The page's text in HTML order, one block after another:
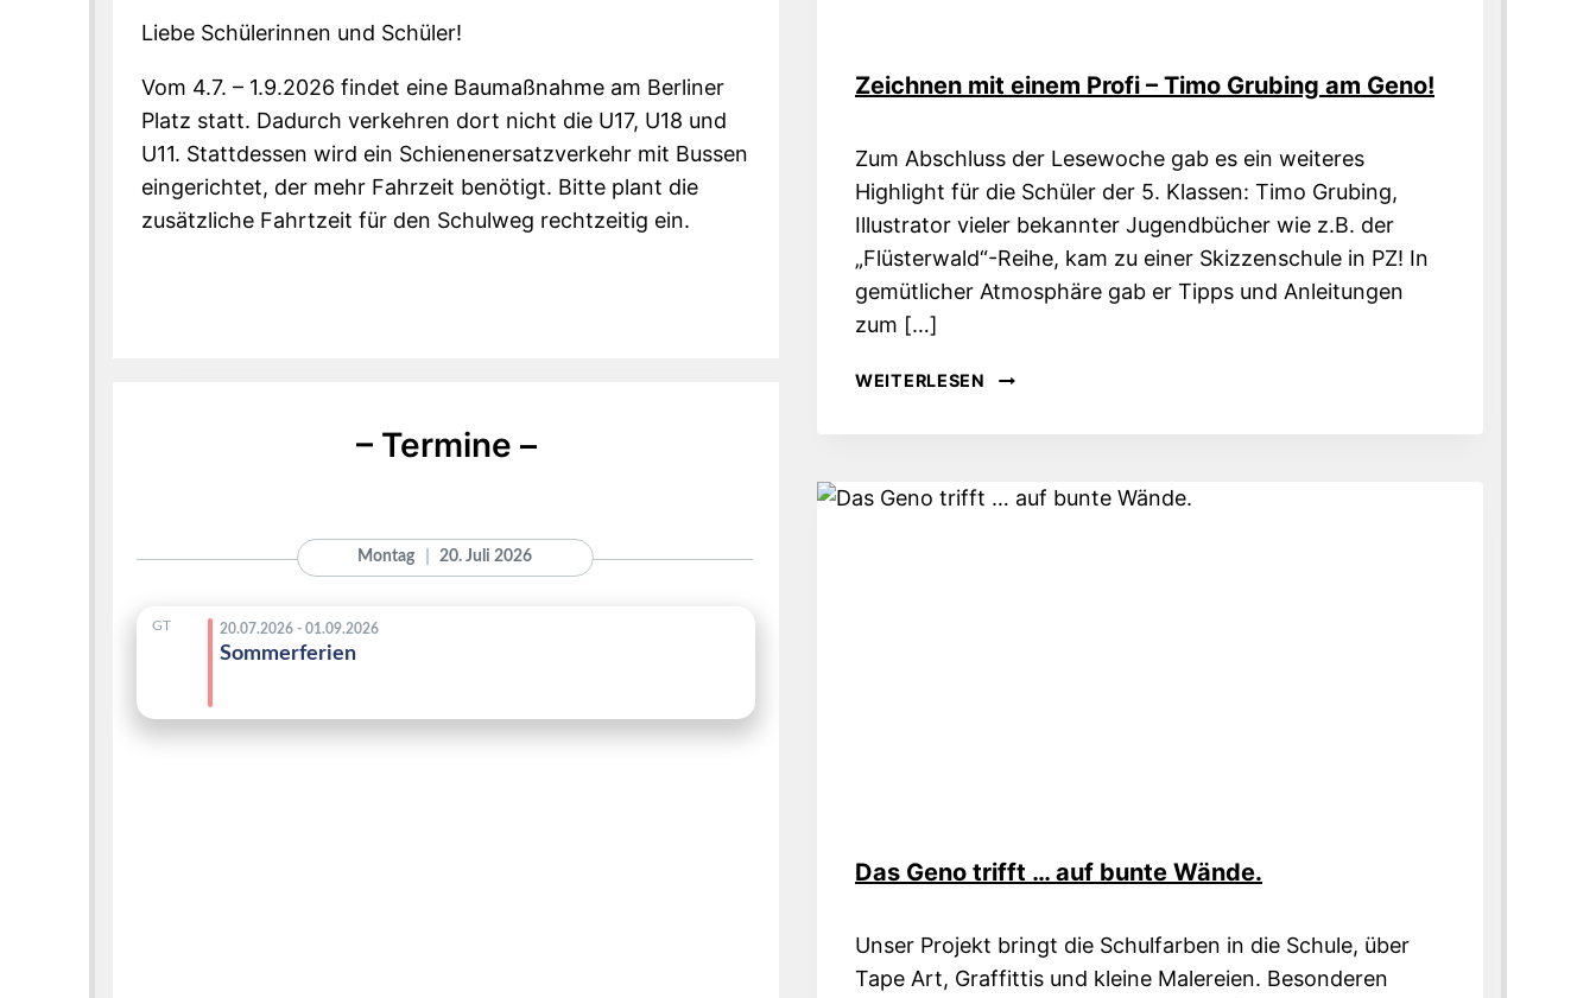
Liebe Schülerinnen und Schüler!
Vom 4.7. – 1.9.2026 findet eine Baumaßnahme am Berliner
Platz statt. Dadurch verkehren dort nicht die U17, U18 und
U11. Stattdessen wird ein Schienenersatzverkehr mit Bussen
eingerichtet, der mehr Fahrzeit benötigt. Bitte plant die
zusätzliche Fahrtzeit für den Schulweg rechtzeitig ein.
– Termine –
Zeichnen mit einem Profi – Timo Grubing am Geno!
Zum Abschluss der Lesewoche gab es ein weiteres
Highlight für die Schüler der 5. Klassen: Timo Grubing,
Illustrator vieler bekannter Jugendbücher wie z.B. der
„Flüsterwald“-Reihe, kam zu einer Skizzenschule in PZ! In
gemütlicher Atmosphäre gab er Tipps und Anleitungen
zum […]
WEITERLESEN
ZEICHNEN
TIMO
Das Geno trifft … auf bunte Wände.
Unser Projekt bringt die Schulfarben in die Schule, über
Tape Art, Graffittis und kleine Malereien. Besonderen